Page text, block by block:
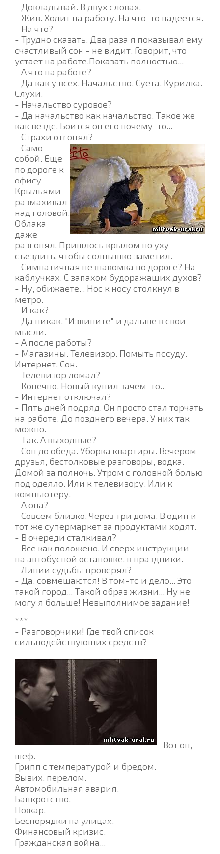
- Докладывай. В двух словах.
- Жив. Ходит на работу. На что-то надеется.
- На что?
- Трудно сказать. Два раза я показывал ему
счастливый сон - не видит. Говорит, что
устает на работе.Показать полностью...
- А что на работе?
- Да как у всех. Начальство. Суета. Курилка.
Слухи.
- Начальство суровое?
- Да начальство как начальство. Такое же
как везде. Боится он его почему-то...
- Страхи отгонял?
- Само
собой. Еще
по дороге к
офису.
Крыльями
размахивал
над головой.
Облака
даже
разгонял. Пришлось крылом по уху
съездить, чтобы солнышко заметил.
- Симпатичная незнакомка по дороге? На
каблучках. С запахом будоражащих духов?
- Ну, обижаете... Нос к носу столкнул в
метро.
- И как?
- Да никак. "Извините" и дальше в свои
мысли.
- А после работы?
- Магазины. Телевизор. Помыть посуду.
Интернет. Сон.
- Телевизор ломал?
- Конечно. Новый купил зачем-то...
- Интернет отключал?
- Пять дней подряд. Он просто стал торчать
на работе. До позднего вечера. У них так
можно.
- Так. А выходные?
- Сон до обеда. Уборка квартиры. Вечером -
друзья, бестолковые разговоры, водка.
Домой за полночь. Утром с головной болью
под одеяло. Или к телевизору. Или к
компьютеру.
- А она?
- Совсем близко. Через три дома. В один и
тот же супермаркет за продуктами ходят.
- В очереди сталкивал?
- Все как положено. И сверх инструкции -
на автобусной остановке, в праздники.
- Линии судьбы проверял?
- Да, совмещаются! В том-то и дело... Это
такой город... Такой образ жизни... Ну не
могу я больше! Невыполнимое задание!
***
- Разговорчики! Где твой список
сильнодействующих средств?
- Вот он,
шеф.
Грипп с температурой и бредом.
Вывих, перелом.
Автомобильная авария.
Банкротство.
Пожар.
Беспорядки на улицах.
Финансовый кризис.
Гражданская война...